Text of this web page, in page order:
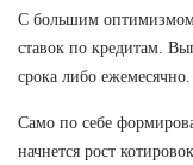
С большим
ставок по кредитам.
срока либо ежемесячно.
Само по себе
начнется рост котировок.